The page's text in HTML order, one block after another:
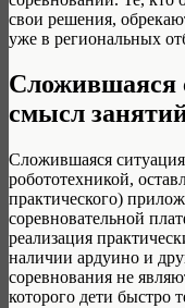
свои решения,
уже в региональных
Сложившаяся
смысл
Сложившаяся
робототехникой,
практического)
соревновательной
реализация
наличии ардуино и
соревнования не
которого дети быстро